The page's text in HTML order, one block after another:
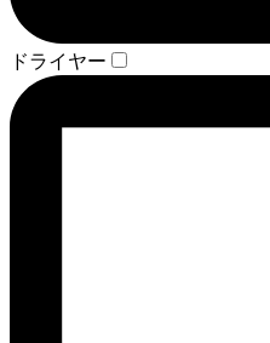
ドライヤー